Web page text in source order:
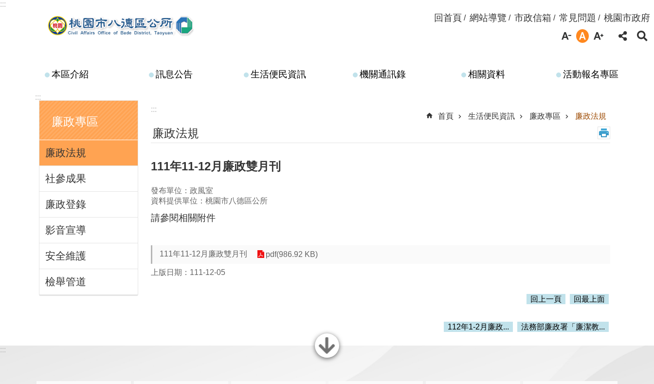
跳到主要內容區塊
:::
回首頁 網站導覽 市政信箱 常見問題 桃園市政府
本區介紹 訊息公告 生活便民資訊 機關通訊錄 相關資料 活動報名專區
:::
廉政專區
廉政法規
社參成果
廉政登錄
影音宣導
安全維護
檢舉管道
:::
首頁
生活便民資訊 廉政專區 廉政法規
廉政法規
111年11-12月廉政雙月刊
發布單位：政風室
資料提供單位：桃園市八德區公所
請參閱相關附件
111年11-12月廉政雙月刊 pdf(986.92 KB)
上版日期：111-12-05
回上一頁 回最上面
112年1-2月廉政... 法務部廉政署「廉潔教...
關閉
:::